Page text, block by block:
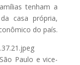
tenham a
casa própria,
do país.
Paulo e vice-